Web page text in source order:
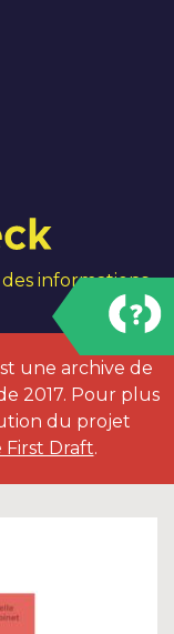
informations
une archive de
2017. Pour plus
du projet
First Draft.